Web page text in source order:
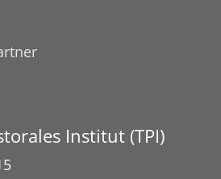
Institut (TPI)